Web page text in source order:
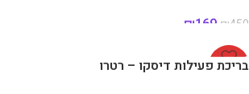
₪450
₪169
-20%
בריכת פעילות דיסקו – רטרו